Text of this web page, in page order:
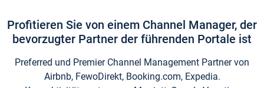
Profitieren Sie von einem Channel Manager, der
bevorzugter Partner der führenden Portale ist
Preferred und Premier Channel Management Partner von
Airbnb, FewoDirekt, Booking.com, Expedia.